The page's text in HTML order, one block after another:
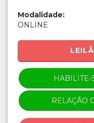
Modalidade:
ONLINE
HABILITE-
RELAÇÃO